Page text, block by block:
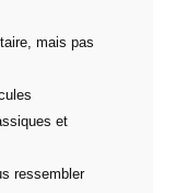
mais pas
et
ressembler